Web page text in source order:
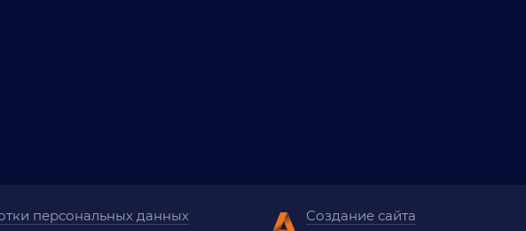
персональных данных
Создание сайта